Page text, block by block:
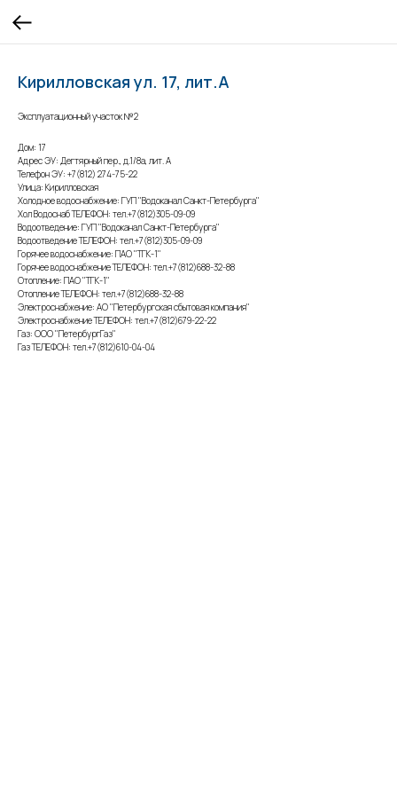
Кирилловская ул. 17, лит.А
Эксплуатационный участок №2
Дом: 17
Адрес ЭУ: Дегтярный пер., д.1/8а, лит. А
Телефон ЭУ: +7(812) 274-75-22
Улица: Кирилловская
Холодное водоснабжение: ГУП "Водоканал Санкт-Петербурга"
Хол Водоснаб ТЕЛЕФОН: тел.+7(812)305-09-09
Водоотведение: ГУП "Водоканал Санкт-Петербурга"
Водоотведение ТЕЛЕФОН: тел.+7(812)305-09-09
Горячее водоснабжение: ПАО "ТГК-1"
Горячее водоснабжение ТЕЛЕФОН: тел.+7(812)688-32-88
Отопление: ПАО "ТГК-1"
Отопление ТЕЛЕФОН: тел.+7(812)688-32-88
Электроснабжение: АО "Петербургская сбытовая компания"
Электроснабжение ТЕЛЕФОН: тел.+7(812)679-22-22
Газ: ООО "ПетербургГаз"
Газ ТЕЛЕФОН: тел.+7(812)610-04-04